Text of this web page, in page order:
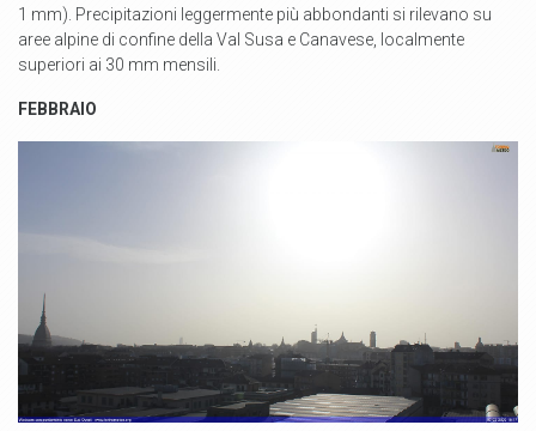
1 mm). Precipitazioni leggermente più abbondanti si rilevano su
aree alpine di confine della Val Susa e Canavese, localmente
superiori ai 30 mm mensili.
FEBBRAIO